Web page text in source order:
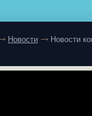
Новости Новости